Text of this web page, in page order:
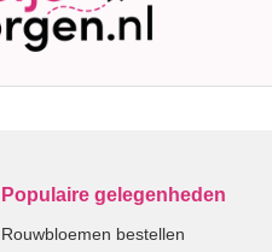
Populaire gelegenheden
Rouwbloemen bestellen